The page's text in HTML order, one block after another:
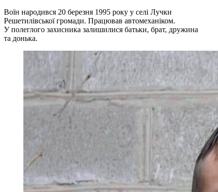
Воїн народився 20 березня 1995 року у селі Лучки
Решетилівської громади. Працював автомеханіком.
У полеглого захисника залишилися батьки, брат, дружина
та донька.